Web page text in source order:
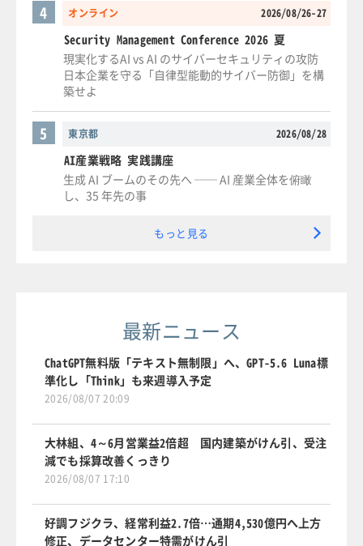
オンライン 2026/08/26-27
4
Security Management Conference 2026 夏
現実化するAI vs AI のサイバーセキュリティの攻防
日本企業を守る「自律型能動的サイバー防御」を構
築せよ
東京都 2026/08/28
5
AI産業戦略 実践講座
生成 AI ブームのその先へ ── AI 産業全体を俯瞰
し、35 年先の事
もっと見る
最新ニュース
ChatGPT無料版「テキスト無制限」へ、GPT-5.6 Luna標
準化し「Think」も来週導入予定
2026/08/07 20:09
大林組、4～6月営業益2倍超 国内建築がけん引、受注
減でも採算改善くっきり
2026/08/07 17:10
好調フジクラ、経常利益2.7倍…通期4,530億円へ上方
修正、データセンター特需がけん引